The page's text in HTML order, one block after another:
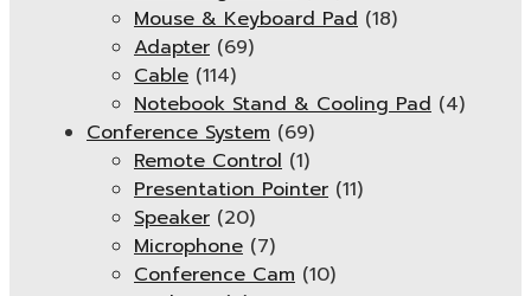
Mouse & Keyboard Pad (18)
Adapter (69)
Cable (114)
Notebook Stand & Cooling Pad (4)
Conference System (69)
Remote Control (1)
Presentation Pointer (11)
Speaker (20)
Microphone (7)
Conference Cam (10)